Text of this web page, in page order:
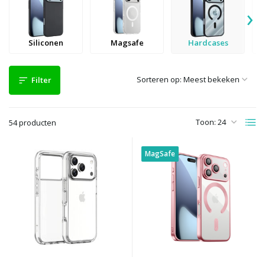
Siliconen Magsafe Hardcases
›
Filter
54 producten Toon:
Sorteren op:
MagSafe